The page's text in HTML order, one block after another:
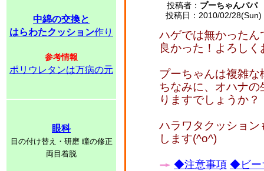
中綿の交換と
はらわたクッション作り
参考情報
ポリウレタンは万病の元
眼科
目の付け替え・研磨 瞳の修正
両目着脱
投稿者： プーちゃんパパ
投稿日：2010/02/
ハゲでは無かったん
良かった！よろし
プーちゃんは複雑
ちなみに、オハナ
りますでしょうか？
ハラワタクッショ
します(^o^)
◆注意事項 ◆ビー